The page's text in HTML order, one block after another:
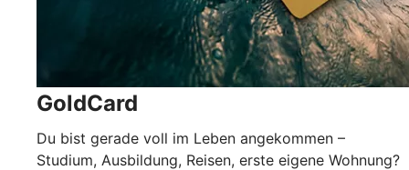
GoldCard
Du bist gerade voll im Leben angekommen –
Studium, Ausbildung, Reisen, erste eigene Wohnung?